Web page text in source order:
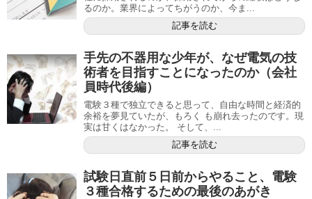
るのか。業界によってちがうのか、今ま...
記事を読む
手先の不器用な少年が、なぜ電気の技
術者を目指すことになったのか（会社
員時代後編）
電験３種で独立できると思って、自由な時間と経済的
余裕を夢見ていたが、もろく も崩れ去ったのです。現
実は甘くはなかった。 そして、...
記事を読む
試験日直前５日前からやること、電験
３種合格するための最後のあがき